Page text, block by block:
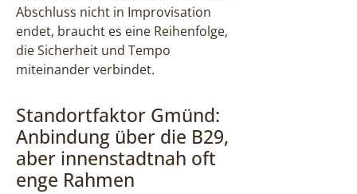
Abschluss nicht in Improvisation
endet, braucht es eine Reihenfolge,
die Sicherheit und Tempo
miteinander verbindet.
Standortfaktor Gmünd:
Anbindung über die B29,
aber innenstadtnah oft
enge Rahmen